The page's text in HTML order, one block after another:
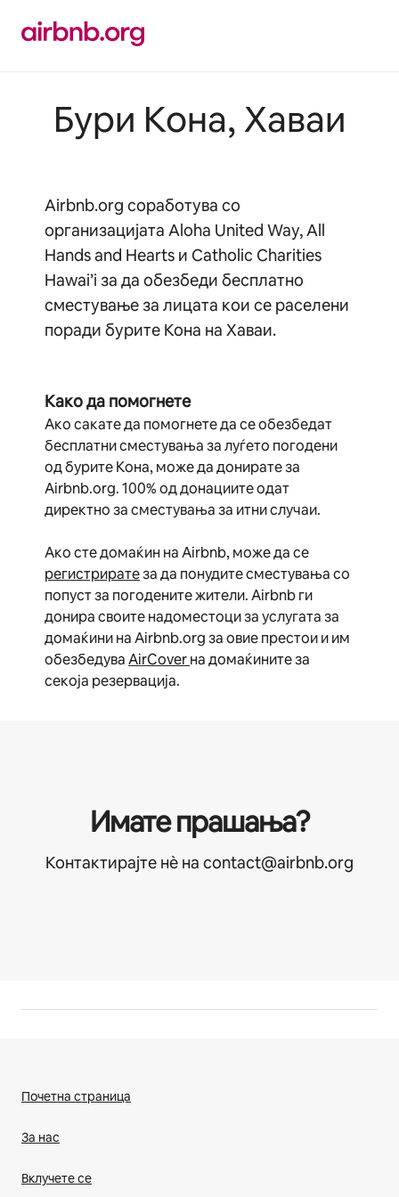
содржина
Бури Кона, Хаваи
Airbnb.org соработува со
организацијата Aloha United Way, All
Hands and Hearts и Catholic Charities
Hawai’i за да обезбеди бесплатно
сместување за лицата кои се раселени
поради бурите Кона на Хаваи.
Како да помогнете
Ако сакате да помогнете да се обезбедат
бесплатни сместувања за луѓето погодени
од бурите Кона, може да донирате за
Airbnb.org. 100% од донациите одат
директно за сместувања за итни случаи.
Ако сте домаќин на Airbnb, може да се
регистриратеза да понудите сместувања со
попуст за погодените жители. Airbnb ги
донира своите надоместоци за услугата за
домаќини на Airbnb.org за овие престои и им
обезбедуваAirCoverна домаќините за
секоја резервација.
Имате прашања?
Контактирајте нѐ на contact@airbnb.org
Почетна страница
За нас
Вклучете се